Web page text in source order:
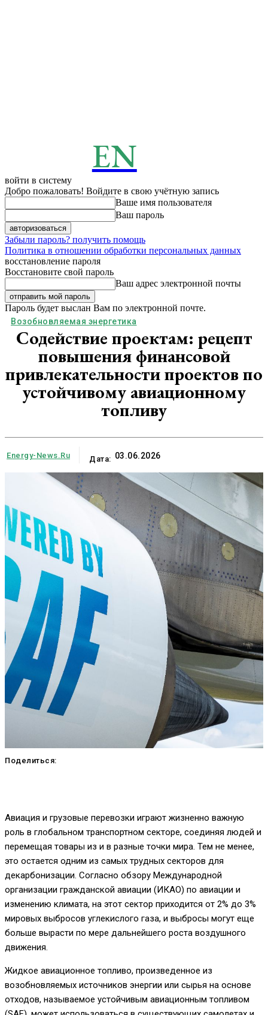
EN
войти в систему
Добро пожаловать! Войдите в свою учётную запись
Ваше имя пользователя
Ваш пароль
Забыли пароль? получить помощь
Политика в отношении обработки персональных данных
восстановление пароля
Восстановите свой пароль
Ваш адрес электронной почты
Пароль будет выслан Вам по электронной почте.
Возобновляемая энергетика
Содействие проектам: рецепт
повышения финансовой
привлекательности проектов по
устойчивому авиационному
топливу
Energy-News.ru Дата: 03.06.2026
Поделиться:
Авиация и грузовые перевозки играют жизненно важную
роль в глобальном транспортном секторе, соединяя людей и
перемещая товары из и в разные точки мира. Тем не менее,
это остается одним из самых трудных секторов для
декарбонизации. Согласно обзору Международной
организации гражданской авиации (ИКАО) по авиации и
изменению климата, на этот сектор приходится от 2% до 3%
мировых выбросов углекислого газа, и выбросы могут еще
больше вырасти по мере дальнейшего роста воздушного
движения.
Жидкое авиационное топливо, произведенное из
возобновляемых источников энергии или сырья на основе
отходов, называемое устойчивым авиационным топливом